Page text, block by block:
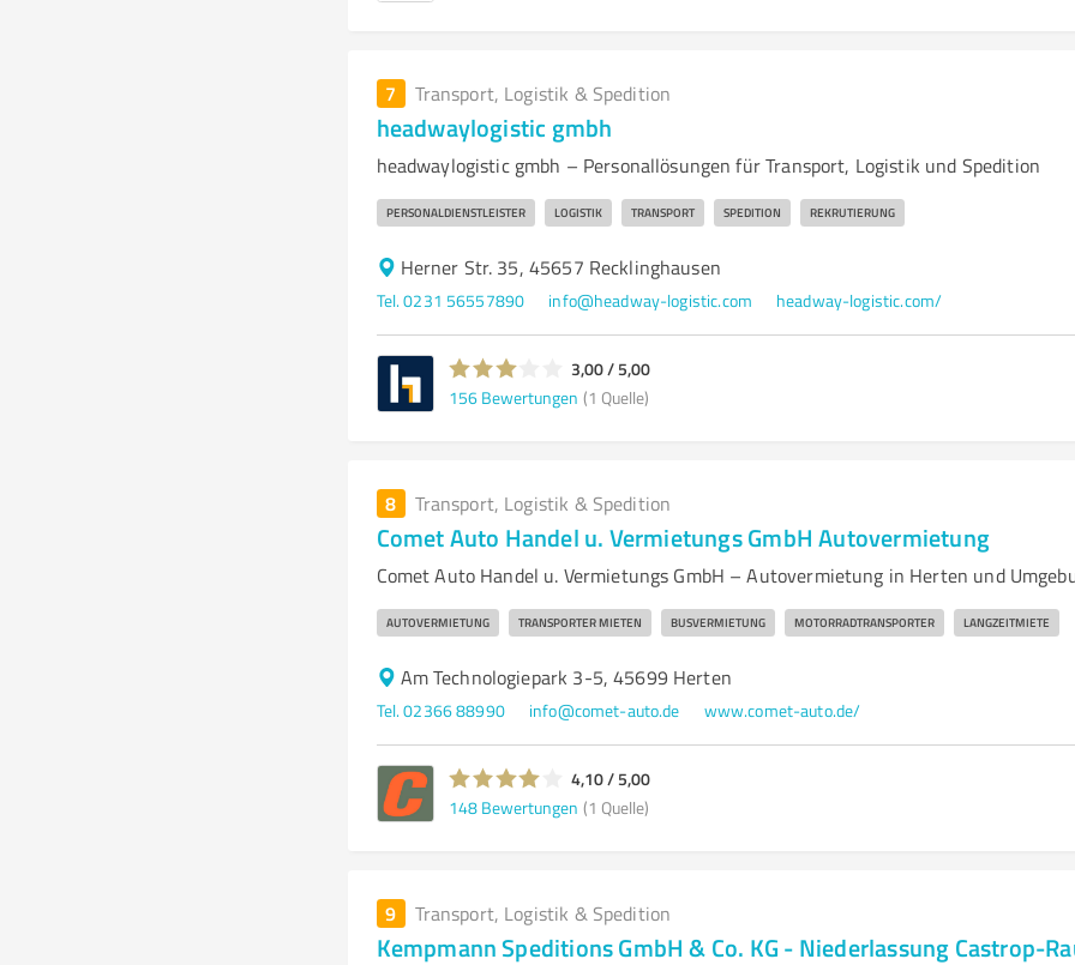
7 Transport, Logistik & Spedition
headwaylogistic gmbh
headwaylogistic gmbh – Personallösungen für Transport, Logistik und Spedition
PERSONALDIENSTLEISTER LOGISTIK TRANSPORT SPEDITION REKRUTIERUNG
Herner Str. 35, 45657 Recklinghausen
Tel. 0231 56557890 info@headway-logistic.com headway-logistic.com/
3,00 / 5,00
156 Bewertungen (1 Quelle)
8 Transport, Logistik & Spedition
Comet Auto Handel u. Vermietungs GmbH Autovermietung
Comet Auto Handel u. Vermietungs GmbH – Autovermietung in Herten und
AUTOVERMIETUNG TRANSPORTER MIETEN BUSVERMIETUNG MOTORRADTRANSPORTER LANGZEITMIETE
Am Technologiepark 3-5, 45699 Herten
Tel. 02366 88990 info@comet-auto.de www.comet-auto.de/
4,10 / 5,00
148 Bewertungen (1 Quelle)
9 Transport, Logistik & Spedition
Kempmann Speditions GmbH & Co. KG - Niederlassung Castrop-